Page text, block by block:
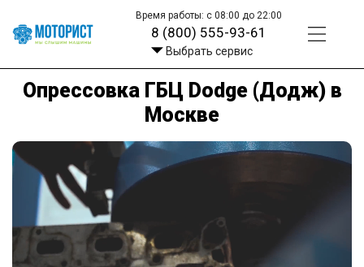
Время работы: с 08:00 до 22:00
8 (800) 555-93-61
Выбрать сервис
Опрессовка ГБЦ Dodge (Додж) в
Москве